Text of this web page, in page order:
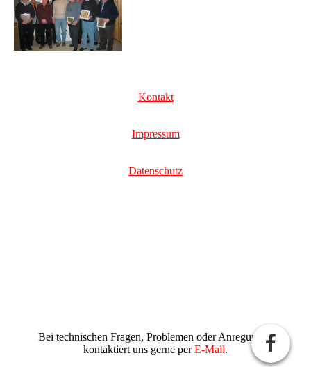
Kontakt
Impressum
Datenschutz
Bei technischen Fragen, Problemen oder Anregungen
kontaktiert uns gerne perE-Mail.